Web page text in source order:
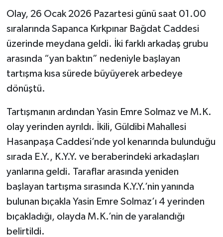
Olay, 26 Ocak 2026 Pazartesi günü saat 01.00
sıralarında Sapanca Kırkpınar Bağdat Caddesi
üzerinde meydana geldi. İki farklı arkadaş grubu
arasında “yan baktın” nedeniyle başlayan
tartışma kısa sürede büyüyerek arbedeye
dönüştü.
Tartışmanın ardından Yasin Emre Solmaz ve M.K.
olay yerinden ayrıldı. İkili, Güldibi Mahallesi
Hasanpaşa Caddesi’nde yol kenarında bulunduğu
sırada E.Y., K.Y.Y. ve beraberindeki arkadaşları
yanlarına geldi. Taraflar arasında yeniden
başlayan tartışma sırasında K.Y.Y.’nin yanında
bulunan bıçakla Yasin Emre Solmaz’ı 4 yerinden
bıçakladığı, olayda M.K.’nin de yaralandığı
belirtildi.